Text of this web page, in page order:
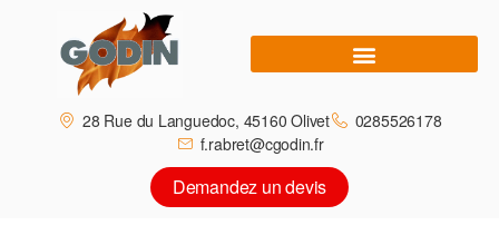
28 Rue du Languedoc, 45160 Olivet
0285526178
f.rabret@cgodin.fr
Demandez un devis